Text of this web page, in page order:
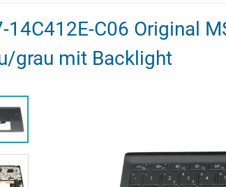
14C412E-C06 Original
grau mit Backlight